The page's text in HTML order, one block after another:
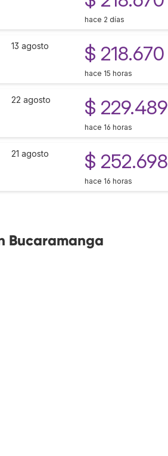
hace 2 días
13 agosto $ 218.670
hace 15 horas
22 agosto $ 229.489
hace 16 horas
21 agosto $ 252.698
hace 16 horas
Bucaramanga